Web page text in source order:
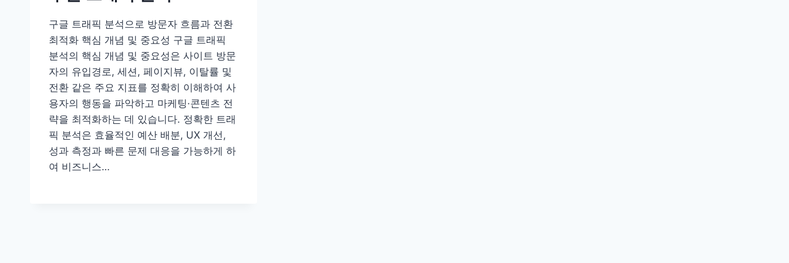
구글 트래픽 분석으로 방문자 흐름과 전환
최적화 핵심 개념 및 중요성 구글 트래픽
분석의 핵심 개념 및 중요성은 사이트 방문
자의 유입경로, 세션, 페이지뷰, 이탈률 및
전환 같은 주요 지표를 정확히 이해하여 사
용자의 행동을 파악하고 마케팅·콘텐츠 전
략을 최적화하는 데 있습니다. 정확한 트래
픽 분석은 효율적인 예산 배분, UX 개선,
성과 측정과 빠른 문제 대응을 가능하게 하
여 비즈니스…